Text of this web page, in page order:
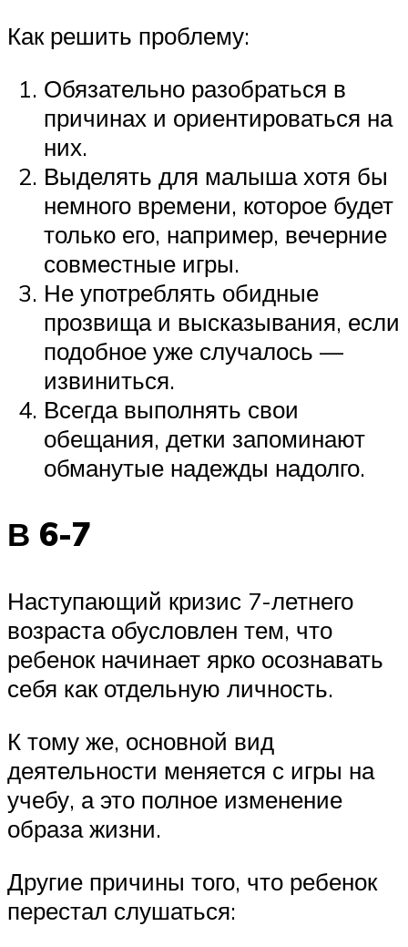
Как решить проблему:
Обязательно разобраться в
причинах и ориентироваться на
них.
Выделять для малыша хотя бы
немного времени, которое будет
только его, например, вечерние
совместные игры.
Не употреблять обидные
прозвища и высказывания, если
подобное уже случалось —
извиниться.
Всегда выполнять свои
обещания, детки запоминают
обманутые надежды надолго.
В 6-7
Наступающий кризис 7-летнего
возраста обусловлен тем, что
ребенок начинает ярко осознавать
себя как отдельную личность.
К тому же, основной вид
деятельности меняется с игры на
учебу, а это полное изменение
образа жизни.
Другие причины того, что ребенок
перестал слушаться: